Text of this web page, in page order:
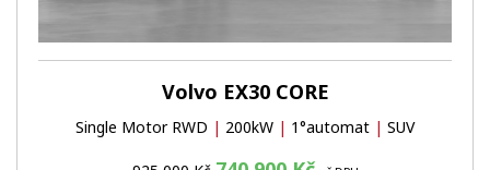
Volvo EX30 CORE
Single Motor RWD | 200kW | 1°automat | SUV